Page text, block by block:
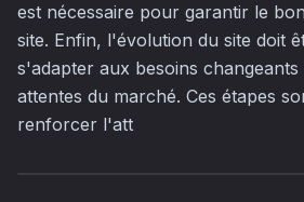
est nécessaire pour garantir le
site. Enfin, l'évolution du site doit
s'adapter aux besoins changeants
attentes du marché. Ces étapes
renforcer l'att